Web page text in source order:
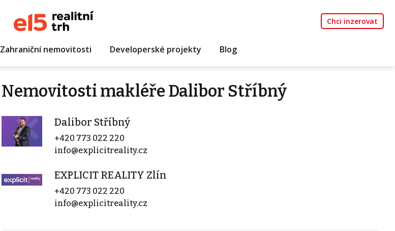
Chci inzerovat
Zahraniční nemovitosti Developerské projekty Blog
Nemovitosti makléře Dalibor Stříbný
Dalibor Stříbný
+420 773 022 220
info@explicitreality.cz
EXPLICIT REALITY Zlín
+420 773 022 220
info@explicitreality.cz